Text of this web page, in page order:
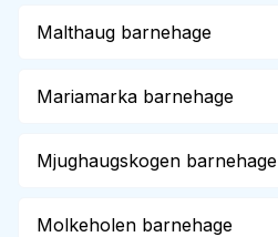
Malthaug barnehage
Mariamarka barnehage
Mjughaugskogen barnehage
Molkeholen barnehage